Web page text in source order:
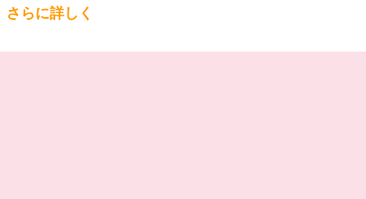
さらに詳しく